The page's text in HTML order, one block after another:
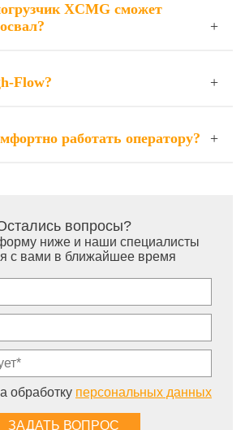
XCMG сможет
Flow?
работать оператору?
вопросы?
ниже и наши специалисты
с вами в ближайшее время
обработку персональных данных